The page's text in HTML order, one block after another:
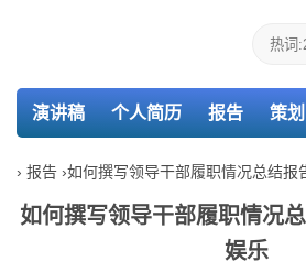
演讲稿 个人简历 报告 策划
检讨书
› 报告 ›如何撰写领导干部履职情况总结报
如何撰写领导干部履职情况
娱乐